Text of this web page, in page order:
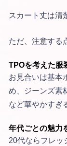
スカート丈は清
ただ、注意する
TPOを考えた服
お見合いは基本
め、ジーンズ素
など華やかすぎ
年代ごとの魅力
20代ならフレッ